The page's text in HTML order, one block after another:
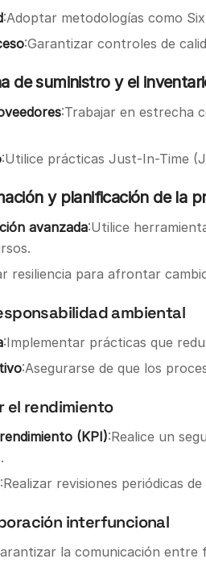
:Adoptar metodologías como
:Garantizar controles de
de suministro y el
:Trabajar en estrecha
:Utilice prácticas Just-In-Time
y planificación de la
avanzada:Utilice
resiliencia para afrontar
ambiental
:Implementar prácticas que
:Asegurarse de que los
el rendimiento
(KPI):Realice un
:Realizar revisiones periódicas
interfuncional
la comunicación entre